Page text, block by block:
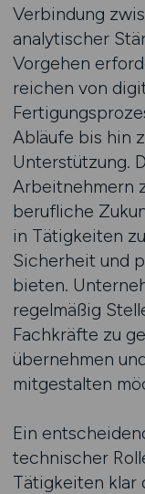
Verbindung
analytischer
Vorgehen
reichen von
Abläufe bis hin
Unterstützung.
Arbeitnehmern
berufliche
in Tätigkeiten
Sicherheit und
bieten.
regelmäßig
Fachkräfte zu
übernehmen
mitgestalten
Ein
technischer
Tätigkeiten klar